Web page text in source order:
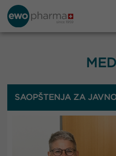
SAOPŠTENJA ZA